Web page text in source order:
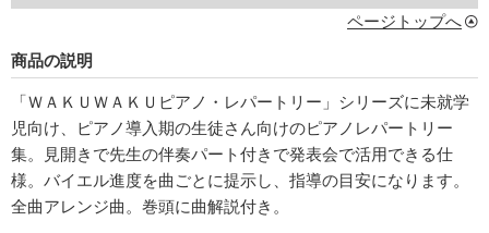
ページトップへ
商品の説明
「ＷＡＫＵＷＡＫＵピアノ・レパートリー」シリーズに未就学
児向け、ピアノ導入期の生徒さん向けのピアノレパートリー
集。見開きで先生の伴奏パート付きで発表会で活用できる仕
様。バイエル進度を曲ごとに提示し、指導の目安になります。
全曲アレンジ曲。巻頭に曲解説付き。